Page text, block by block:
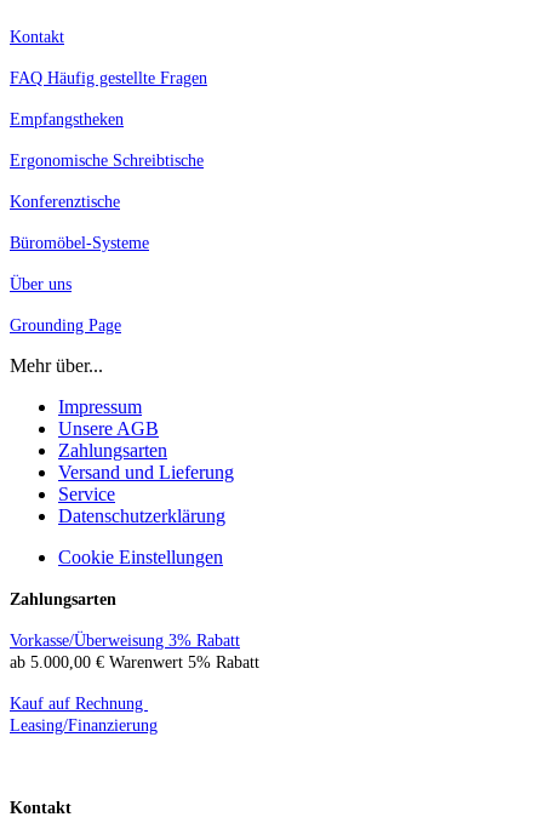
Kontakt
FAQ Häufig gestellte Fragen
Empfangstheken
Ergonomische Schreibtische
Konferenztische
Büromöbel-Systeme
Über uns
Grounding Page
Mehr über...
Impressum
Unsere AGB
Zahlungsarten
Versand und Lieferung
Service
Datenschutzerklärung
Cookie Einstellungen
Zahlungsarten
Vorkasse/Überweisung 3% Rabatt
ab 5.000,00 € Warenwert 5% Rabatt
Kauf auf Rechnung
Leasing/Finanzierung
Kontakt